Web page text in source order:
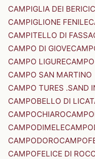
CAMPIGLIA DEI BERICI
CAMPIGLIONE FENILE
CAMPITELLO DI FASSA
CAMPO DI GIOVE
CAMPO LIGURE
CAMPO SAN MARTINO
CAMPO TURES .SAND
CAMPOBELLO DI
CAMPOCHIARO
CAMPODIMELE
CAMPODORO
CAMPOFELICE DI